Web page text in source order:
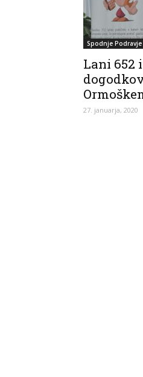
Spodnje Podravje
Lani 652
27. januarja, 2020